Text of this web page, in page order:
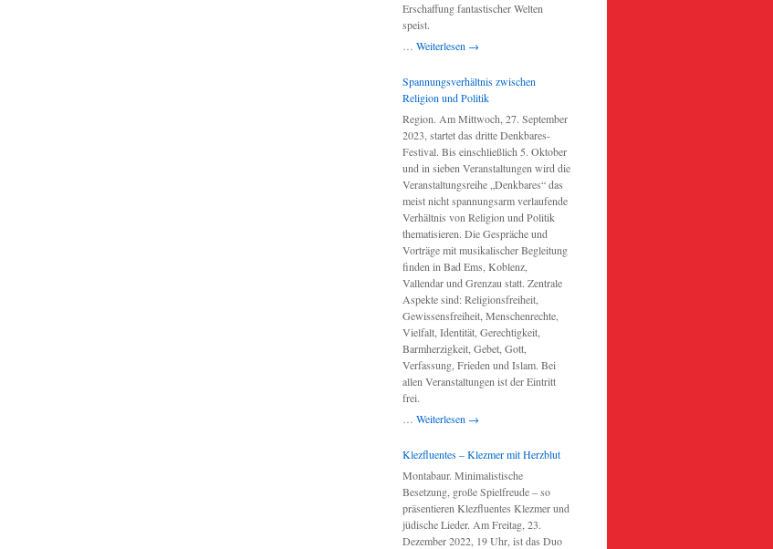
Erschaffung fantastischer Welten
speist.
Weiterlesen →
Spannungsverhältnis zwischen
Religion und Politik
Region. Am Mittwoch, 27. September
2023, startet das dritte Denkbares-
Festival. Bis einschließlich 5. Oktober
und in sieben Veranstaltungen wird die
Veranstaltungsreihe „Denkbares“ das
meist nicht spannungsarm verlaufende
Verhältnis von Religion und Politik
thematisieren. Die Gespräche und
Vorträge mit musikalischer Begleitung
finden in Bad Ems, Koblenz,
Vallendar und Grenzau statt. Zentrale
Aspekte sind: Religionsfreiheit,
Gewissensfreiheit, Menschenrechte,
Vielfalt, Identität, Gerechtigkeit,
Barmherzigkeit, Gebet, Gott,
Verfassung, Frieden und Islam. Bei
allen Veranstaltungen ist der Eintritt
frei.
Weiterlesen →
Klezfluentes – Klezmer mit Herzblut
Montabaur. Minimalistische
Besetzung, große Spielfreude – so
präsentieren Klezfluentes Klezmer und
jüdische Lieder. Am Freitag, 23.
Dezember 2022, 19 Uhr, ist das Duo